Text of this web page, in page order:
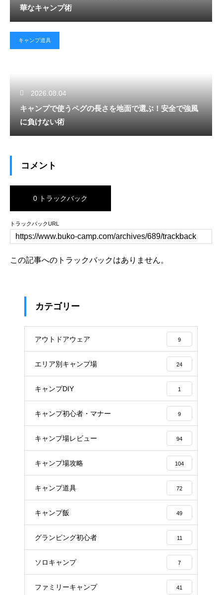
華なキャンプ術
キャンプ道具
2026.08.04
キャンプで使うペグの長さを地面で選ぶ！安全で強風
に負けない術
コメント
0 トラックバック
トラックバックURL
この記事へのトラックバックはありません。
カテゴリー
アウトドアウェア 9
エリア別キャンプ場 24
キャンプDIY 1
キャンプ初心者・マナー 9
キャンプ場レビュー 94
キャンプ場攻略 104
キャンプ道具 72
キャンプ飯 49
グランピング初心者 11
ソロキャンプ 7
ファミリーキャンプ 41